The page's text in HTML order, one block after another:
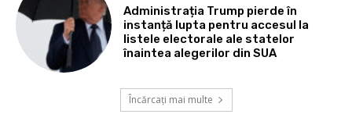
Administrația Trump pierde în
instanță lupta pentru accesul la
listele electorale ale statelor
înaintea alegerilor din SUA
Încărcați mai multe